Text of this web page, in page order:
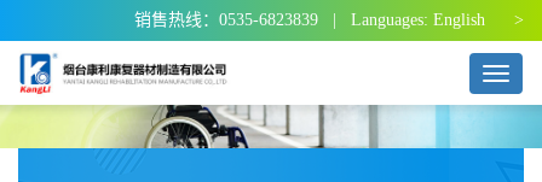
销售热线：0535-6823839 | Languages: English >
T
o
g